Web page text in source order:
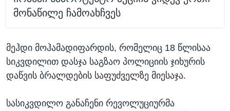
მონაწილე ჩამოახჩვეს
მეჰდი მოჰამადიფარდის, რომელიც 18 წლისაა
სიკვდილით დასჯა საგზაო პოლიციის ჯიხურის
დაწვის ბრალდების საფუძველზე მიესაჯა.
სასიკვდილო განაჩენი რევოლუციურმა